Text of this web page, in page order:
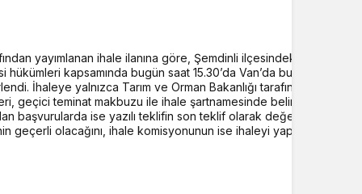
yayımlanan ihale ilanına göre, Şemdinli ilçesindeki Konur
kapsamında bugün saat 15.30’da Van’da bulunan
yalnızca Tarım ve Orman Bakanlığı tarafından
teminat makbuzu ile ihale şartnamesinde belirtilen diğer
başvurularda ise yazılı teklifin son teklif olarak
geçerli olacağını, ihale komisyonunun ise ihaleyi yapıp